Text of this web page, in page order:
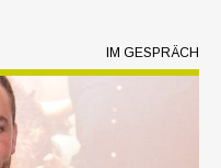
IM GESPRÄCH